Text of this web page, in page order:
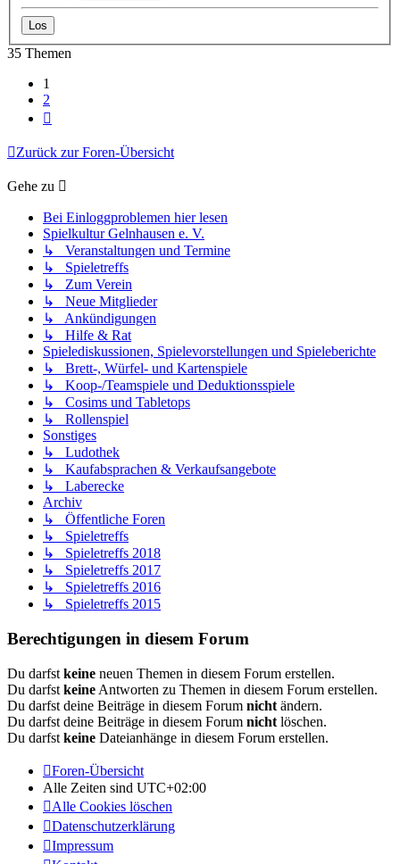
35 Themen
1
2
Zurück zur Foren-Übersicht
Gehe zu
Bei Einloggproblemen hier lesen
Spielkultur Gelnhausen e. V.
↳ Veranstaltungen und Termine
↳ Spieletreffs
↳ Zum Verein
↳ Neue Mitglieder
↳ Ankündigungen
↳ Hilfe & Rat
Spielediskussionen, Spielevorstellungen und Spieleberichte
↳ Brett-, Würfel- und Kartenspiele
↳ Koop-/Teamspiele und Deduktionsspiele
↳ Cosims und Tabletops
↳ Rollenspiel
Sonstiges
↳ Ludothek
↳ Kaufabsprachen & Verkaufsangebote
↳ Laberecke
Archiv
↳ Öffentliche Foren
↳ Spieletreffs
↳ Spieletreffs 2018
↳ Spieletreffs 2017
↳ Spieletreffs 2016
↳ Spieletreffs 2015
Berechtigungen in diesem Forum
Du darfst keine neuen Themen in diesem Forum erstellen.
Du darfst keine Antworten zu Themen in diesem Forum erstellen.
Du darfst deine Beiträge in diesem Forum nicht ändern.
Du darfst deine Beiträge in diesem Forum nicht löschen.
Du darfst keine Dateianhänge in diesem Forum erstellen.
Foren-Übersicht
Alle Zeiten sind UTC+02:00
Alle Cookies löschen
Datenschutzerklärung
Impressum